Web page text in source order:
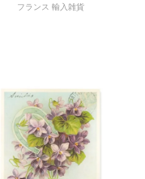
フランス 輸入雑貨